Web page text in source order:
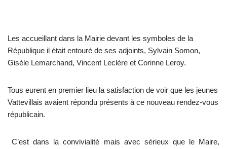
Les accueillant dans la Mairie devant les symboles de la
République il était entouré de ses adjoints, Sylvain Somon,
Gisèle Lemarchand, Vincent Leclère et Corinne Leroy.
Tous eurent en premier lieu la satisfaction de voir que les jeunes
Vattevillais avaient répondu présents à ce nouveau rendez-vous
républicain.
C’est dans la convivialité mais avec sérieux que le Maire,